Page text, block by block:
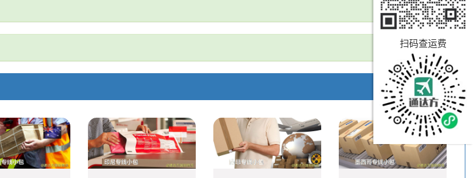
扫码查运费